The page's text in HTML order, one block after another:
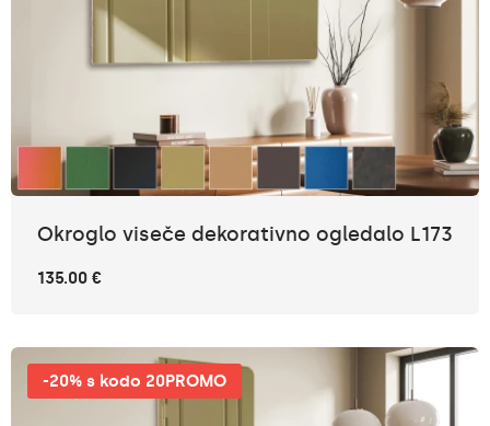
Okroglo viseče dekorativno ogledalo L173
135.00 €
-20% s kodo 20PROMO